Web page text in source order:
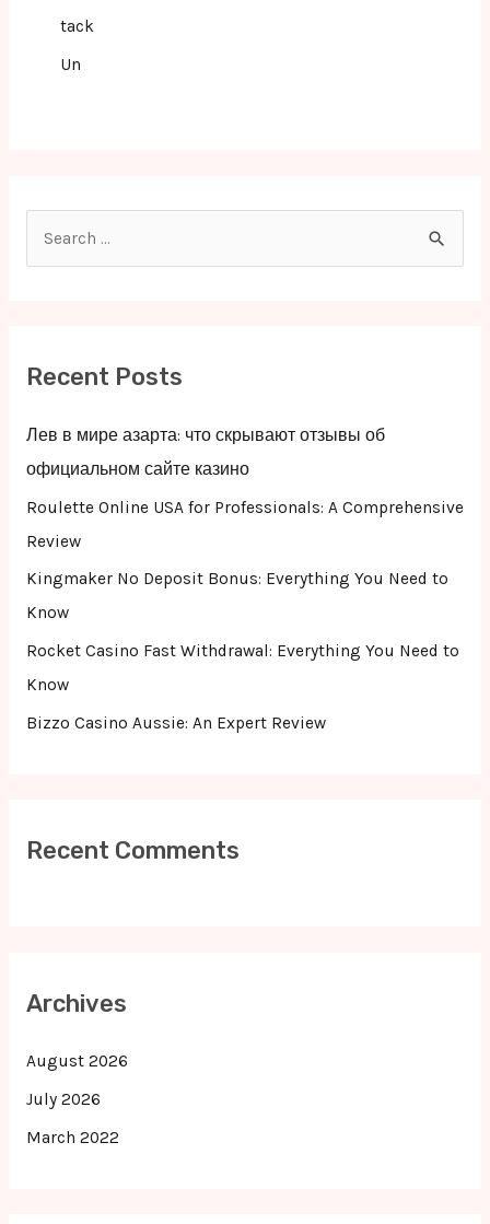
tack
Un
f
o
Recent Posts
Лев в мире азарта: что скрывают отзывы об
официальном сайте казино
Roulette Online USA for Professionals: A Comprehensive
Review
Kingmaker No Deposit Bonus: Everything You Need to
Know
Rocket Casino Fast Withdrawal: Everything You Need to
Know
Bizzo Casino Aussie: An Expert Review
Recent Comments
Archives
August 2026
July 2026
March 2022